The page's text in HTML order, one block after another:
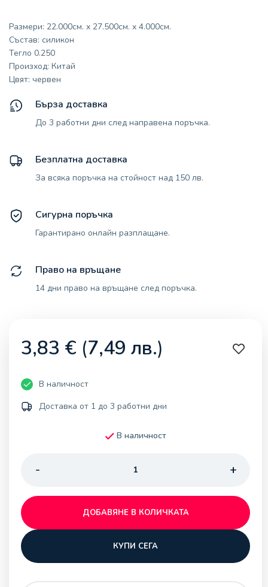
Размери: 22.000см. x 27.500см. x 4.000см.
Състав: силикон
Тегло 0.250
Произход: Китай
Цвят: червен
Бърза доставка
До 3 работни дни след направена поръчка.
Безплатна доставка
За всяка поръчка на стойност над 150 лв.
Сигурна поръчка
Гарантирано онлайн разплащане.
Право на връщане
14 дни право на връщане след поръчка.
3,83 € (7,49 лв.)
В наличност
Доставка от 1 до 3 работни дни
В наличност
ДОБАВЯНЕ В КОЛИЧКАТА
КУПИ СЕГА